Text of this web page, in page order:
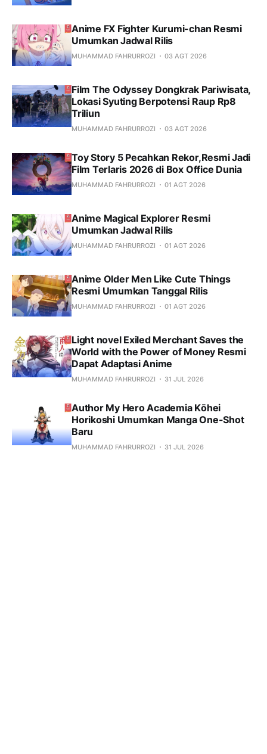
Anime FX Fighter Kurumi-chan Resmi
Umumkan Jadwal Rilis
MUHAMMAD FAHRURROZI 03 AGT 2026
Film The Odyssey Dongkrak Pariwisata,
Lokasi Syuting Berpotensi Raup Rp8
Triliun
MUHAMMAD FAHRURROZI 03 AGT 2026
Toy Story 5 Pecahkan Rekor,Resmi Jadi
Film Terlaris 2026 di Box Office Dunia
MUHAMMAD FAHRURROZI 01 AGT 2026
Anime Magical Explorer Resmi
Umumkan Jadwal Rilis
MUHAMMAD FAHRURROZI 01 AGT 2026
Anime Older Men Like Cute Things
Resmi Umumkan Tanggal Rilis
MUHAMMAD FAHRURROZI 01 AGT 2026
Light novel Exiled Merchant Saves the
World with the Power of Money Resmi
Dapat Adaptasi Anime
MUHAMMAD FAHRURROZI 31 JUL 2026
Author My Hero Academia Kōhei
Horikoshi Umumkan Manga One-Shot
Baru
MUHAMMAD FAHRURROZI 31 JUL 2026